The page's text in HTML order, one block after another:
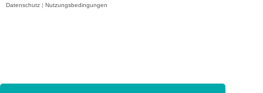
Datenschutz | Nutzungsbedingungen